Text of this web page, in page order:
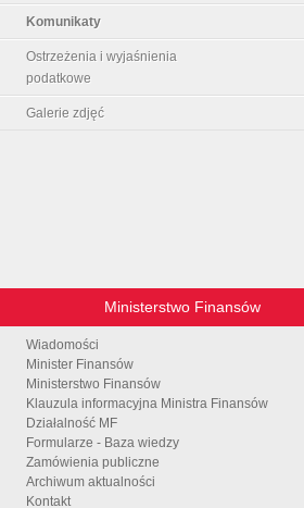
Komunikaty
Ostrzeżenia i wyjaśnienia
podatkowe
Galerie zdjęć
Ministerstwo Finansów
Wiadomości
Minister Finansów
Ministerstwo Finansów
Klauzula informacyjna Ministra Finansów
Działalność MF
Formularze - Baza wiedzy
Zamówienia publiczne
Archiwum aktualności
Kontakt